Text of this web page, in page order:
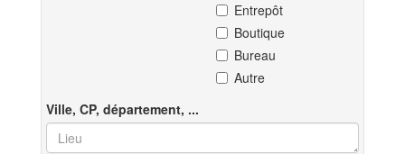
Entrepôt
Boutique
Bureau
Autre
Ville, CP, département, ...